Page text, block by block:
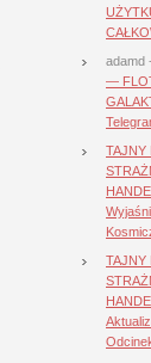
adamd -
—
TAJNY
TAJNY